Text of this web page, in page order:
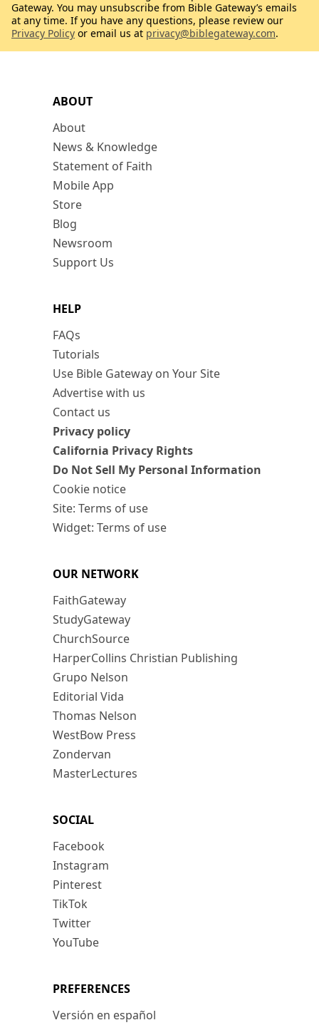
ABOUT
About
News & Knowledge
Statement of Faith
Mobile App
Store
Blog
Newsroom
Support Us
HELP
FAQs
Tutorials
Use Bible Gateway on Your Site
Advertise with us
Contact us
Privacy policy
California Privacy Rights
Do Not Sell My Personal Information
Cookie notice
Site: Terms of use
Widget: Terms of use
OUR NETWORK
FaithGateway
StudyGateway
ChurchSource
HarperCollins Christian Publishing
Grupo Nelson
Editorial Vida
Thomas Nelson
WestBow Press
Zondervan
MasterLectures
SOCIAL
Facebook
Instagram
Pinterest
TikTok
Twitter
YouTube
PREFERENCES
Versión en español
Gateway. You may unsubscribe from Bible Gateway’s emails
at any time. If you have any questions, please review our
Privacy Policy or email us at privacy@biblegateway.com.